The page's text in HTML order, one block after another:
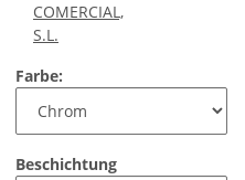
COMERCIAL,
S.L.
Farbe:
Beschichtung